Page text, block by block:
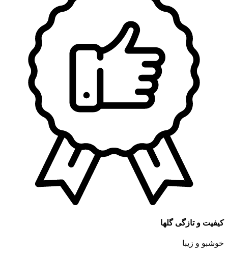
کیفیت و تازگی گلها
خوشبو و زیبا